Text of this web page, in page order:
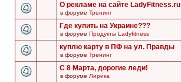
О рекламе на сайте LadyFitness.ru
в форуме Тренинг
Где купить на Украине???
в форуме Продукты Ladyfitness
куплю карту в ПФ на ул. Правды
в форуме Тренинг
С 8 Марта, дорогие леди!
в форуме Лирика